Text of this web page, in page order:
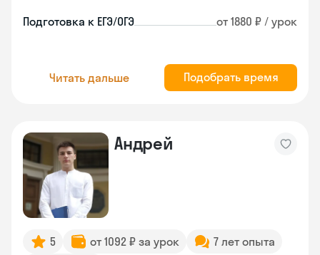
Подготовка к ЕГЭ/ОГЭ от 1880 ₽ / урок
Читать дальше Подобрать время
Андрей
5 от 1092 ₽ за урок
7 лет опыта